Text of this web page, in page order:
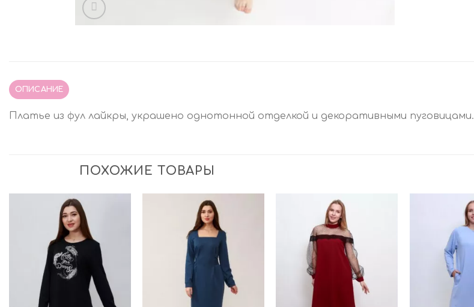
ОПИСАНИЕ
Платье из фул лайкры, украшено однотонной отделкой и декоративными пуговицами.
ПОХОЖИЕ ТОВАРЫ